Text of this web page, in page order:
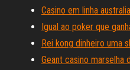
Casino em linha
Igual ao poker que
Rei kong dinheiro uma
Geant casino marselha